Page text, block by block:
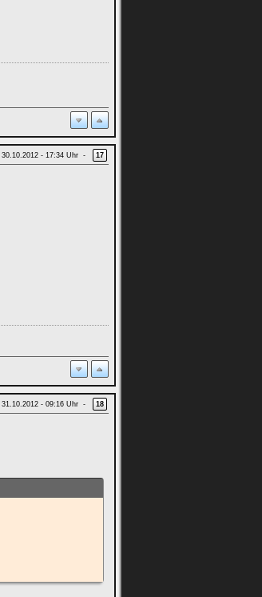
30.10.2012 - 17:34 Uhr - 17
31.10.2012 - 09:16 Uhr - 18